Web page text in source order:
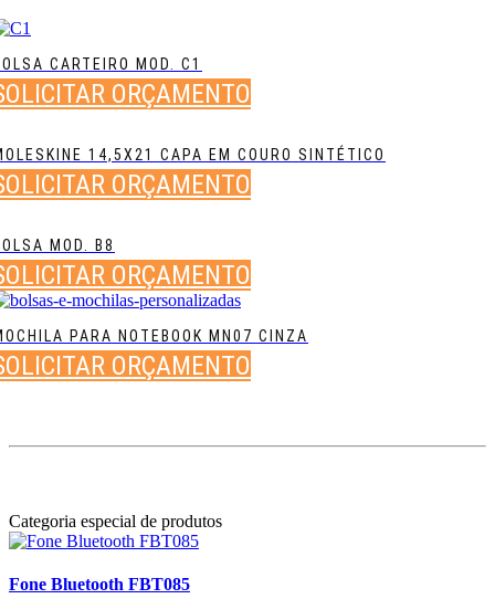
CARTEIRO MOD. C1
ORÇAMENTO
14,5X21 CAPA EM COURO SINTÉTICO
ORÇAMENTO
MOD. B8
ORÇAMENTO
PARA NOTEBOOK MN07 CINZA
ORÇAMENTO
Categoria especial de produtos
Fone Bluetooth FBT085